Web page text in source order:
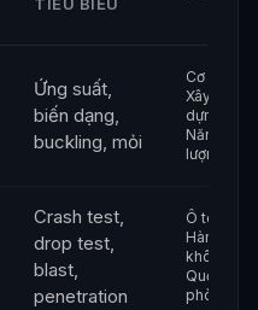
TIÊU BIỂU
Ứng suất,
biến dạng,
buckling, mỏi
Cơ khí,
Xây
dựng,
Năng
lượng
Crash test,
drop test,
blast,
penetration
Ô tô,
Hàng
không,
Quốc
phòng